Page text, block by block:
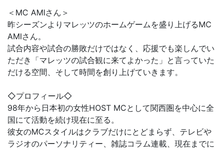
＜MC AMIさん＞
昨シーズンよりマレッツのホームゲームを盛り上げるMC
AMIさん。
試合内容や試合の勝敗だけではなく、応援でも楽しんでい
ただき「マレッツの試合観に来てよかった」と言っていた
だける空間、そして時間を創り上げていきます。
◇プロフィール◇
98年から日本初の女性HOST MCとして関西圏を中心に全
国にて活動を続け現在に至る。
彼女のMCスタイルはクラブだけにとどまらず、テレビや
ラジオのパーソナリティー、雑誌コラム連載、現在までに